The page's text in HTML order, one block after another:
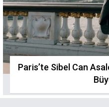
Paris’te Sibel Can